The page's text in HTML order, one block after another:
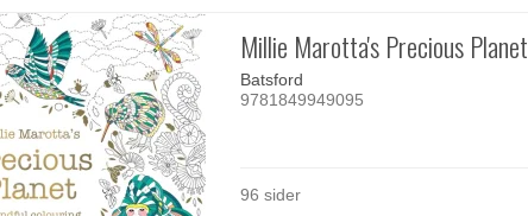
Millie Marotta's Precious Planet
Batsford
9781849949095
96 sider